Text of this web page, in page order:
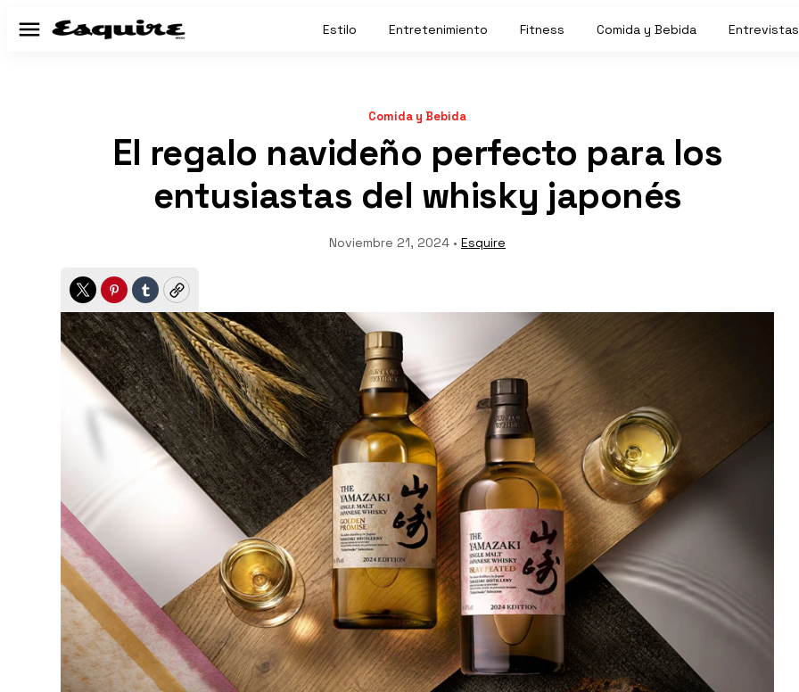
Menú Estilo Entretenimiento Fitness Comida y Bebida Entrevistas
Comida y Bebida
El regalo navideño perfecto para los
entusiastas del whisky japonés
Noviembre 21, 2024 • Esquire
TwitterPinterest
TumblrCopy